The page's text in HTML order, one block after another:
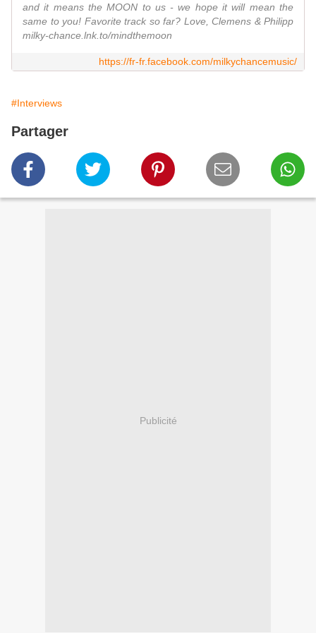
and it means the MOON to us - we hope it will mean the
same to you! Favorite track so far? Love, Clemens & Philipp
milky-chance.lnk.to/mindthemoon
https://fr-fr.facebook.com/milkychancemusic/
#Interviews
Partager
Publicité